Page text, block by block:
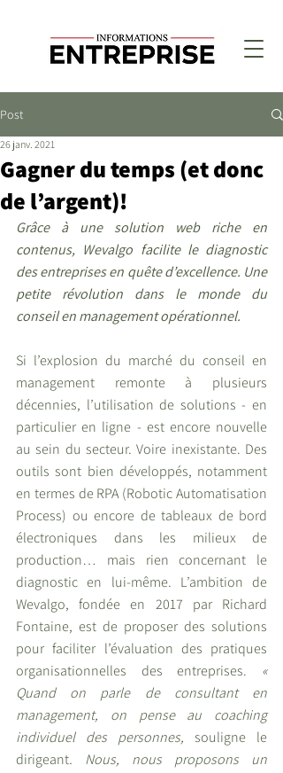
Post
Gagner du temps (et donc
de l’argent)!
26 janv. 2021
Grâce à une solution web riche en
contenus, Wevalgo facilite le diagnostic
des entreprises en quête d’excellence. Une
petite révolution dans le monde du
conseil en management opérationnel.
Si l’explosion du marché du conseil en
management remonte à plusieurs
décennies, l’utilisation de solutions - en
particulier en ligne - est encore nouvelle
au sein du secteur. Voire inexistante. Des
outils sont bien développés, notamment
en termes de RPA (Robotic Automatisation
Process) ou encore de tableaux de bord
électroniques dans les milieux de
production… mais rien concernant le
diagnostic en lui-même. L’ambition de
Wevalgo, fondée en 2017 par Richard
Fontaine, est de proposer des solutions
pour faciliter l’évaluation des pratiques
organisationnelles des entreprises. «
Quand on parle de consultant en
management, on pense au coaching
individuel des personnes, souligne le
dirigeant. Nous, nous proposons un